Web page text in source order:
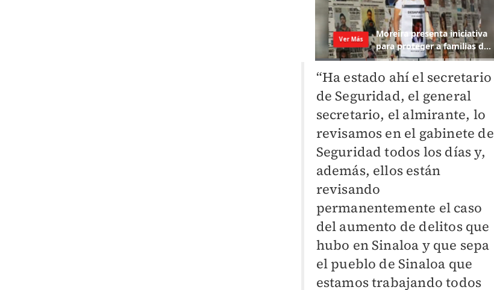
“Ha estado ahí el secretario
de Seguridad, el general
secretario, el almirante, lo
revisamos en el gabinete de
Seguridad todos los días y,
además, ellos están
revisando
permanentemente el caso
del aumento de delitos que
hubo en Sinaloa y que sepa
el pueblo de Sinaloa que
estamos trabajando todos